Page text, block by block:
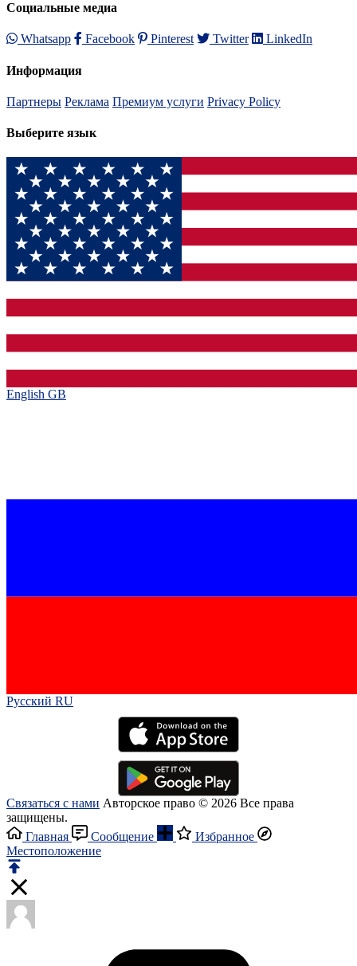
Социальные медиа
Whatsapp Facebook Pinterest Twitter LinkedIn
Информация
Партнеры Реклама Премиум услуги Privacy Policy
Выберите язык
English GB‎
Русский RU‎
Связаться с нами Авторское право © 2026 Все права
защищены.
Главная
Сообщение
Избранное
Местоположение